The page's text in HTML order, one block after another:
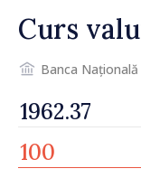
accesibile”
Curs
Banca